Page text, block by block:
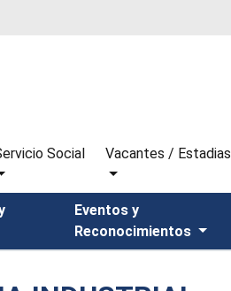
Social Vacantes / Estadias
Eventos y
Reconocimientos